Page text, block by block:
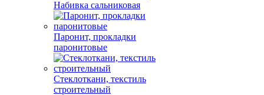
Лента тормозная, лента
асбографитная
Набивка сальниковая
Паронит, прокладки